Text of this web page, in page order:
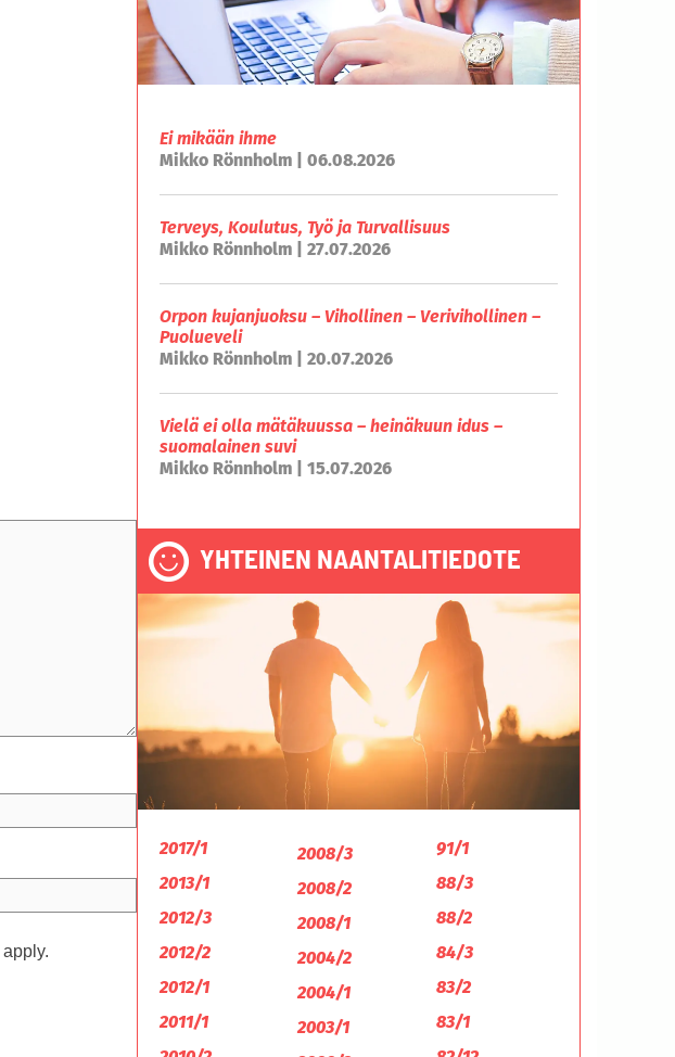
apply.
Ei mikään ihme
Mikko Rönnholm | 06.08.2026
Terveys, Koulutus, Työ ja Turvallisuus
Mikko Rönnholm | 27.07.2026
Orpon kujanjuoksu – Vihollinen – Verivihollinen –
Puolueveli
Mikko Rönnholm | 20.07.2026
Vielä ei olla mätäkuussa – heinäkuun idus –
suomalainen suvi
Mikko Rönnholm | 15.07.2026
YHTEINEN NAANTALITIEDOTE
2017/1
2013/1
2012/3
2012/2
2012/1
2011/1
2008/3
2008/2
2008/1
2004/2
2004/1
2003/1
91/1
88/3
88/2
84/3
83/2
83/1